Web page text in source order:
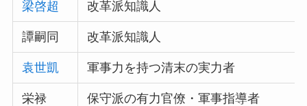
梁啓超 改革派知識人
譚嗣同 改革派知識人
袁世凱 軍事力を持つ清末の実力者
栄禄 保守派の有力官僚・軍事指導者